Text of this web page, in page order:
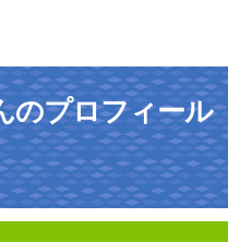
のプロフィール